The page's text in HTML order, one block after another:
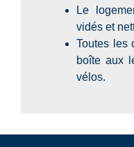
Le
vidés et
Toutes les
boîte aux
vélos.